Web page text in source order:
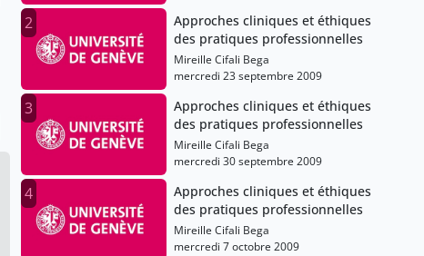
2
Approches cliniques et éthiques
des pratiques professionnelles
Mireille Cifali Bega
mercredi 23 septembre 2009
3
Approches cliniques et éthiques
des pratiques professionnelles
Mireille Cifali Bega
mercredi 30 septembre 2009
4
Approches cliniques et éthiques
des pratiques professionnelles
Mireille Cifali Bega
mercredi 7 octobre 2009